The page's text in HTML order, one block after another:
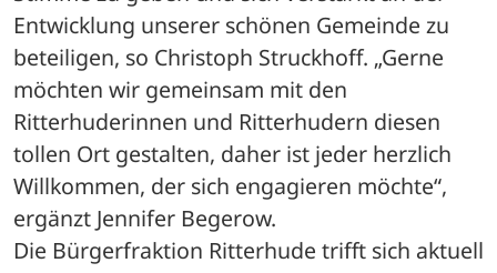
Entwicklung unserer schönen Gemeinde zu
beteiligen, so Christoph Struckhoff. „Gerne
möchten wir gemeinsam mit den
Ritterhuderinnen und Ritterhudern diesen
tollen Ort gestalten, daher ist jeder herzlich
Willkommen, der sich engagieren möchte“,
ergänzt Jennifer Begerow.
Die Bürgerfraktion Ritterhude trifft sich aktuell